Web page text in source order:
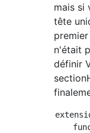
mais si
tête
n'était
définir